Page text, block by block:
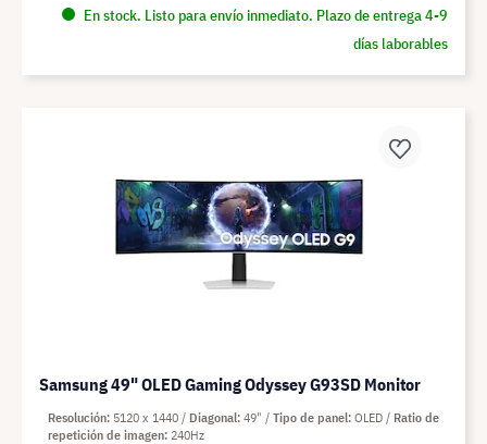
En stock. Listo para envío inmediato. Plazo de entrega 4-9
días laborables
Samsung 49" OLED Gaming Odyssey G93SD Monitor
Resolución 5120 x 1440 Diagonal 49" Tipo de panel OLED
Ratio de
repetición de imagen 240Hz